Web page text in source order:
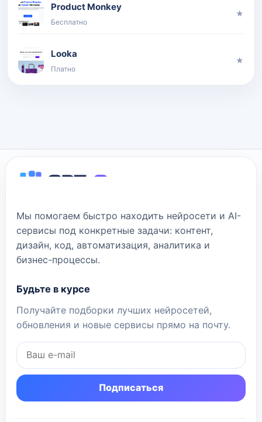
Product Monkey
Бесплатно
★
Looka
Платно
★
Мы помогаем быстро находить нейросети и AI-
сервисы под конкретные задачи: контент,
дизайн, код, автоматизация, аналитика и
бизнес-процессы.
Будьте в курсе
Получайте подборки лучших нейросетей,
обновления и новые сервисы прямо на почту.
Подписаться